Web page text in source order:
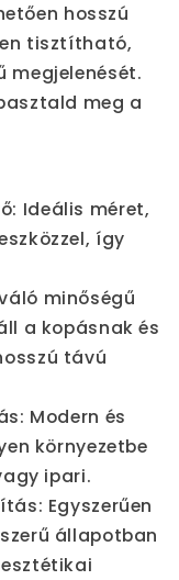
hosszú
tisztítható,
megjelenését.
meg a
Ideális méret,
így
minőségű
a kopásnak és
távú
Modern és
környezetbe
ipari.
Egyszerűen
állapotban